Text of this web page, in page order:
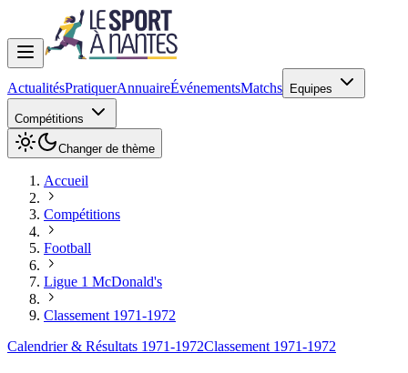
ActualitésPratiquerAnnuaireÉvénementsMatchs Equipes
Compétitions
Changer de thème
Accueil
Compétitions
Football
Ligue 1 McDonald's
Classement 1971-1972
Calendrier & Résultats 1971-1972Classement 1971-1972